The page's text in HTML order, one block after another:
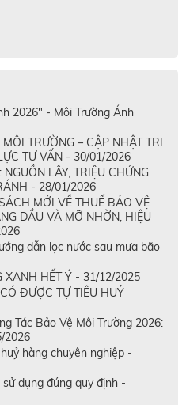
2026" - Môi Trường Ánh
TRƯỜNG – CẬP NHẬT TRI
TƯ VẤN - 30/01/2026
LÂY, TRIỆU CHỨNG
- 28/01/2026
MỚI VỀ THUẾ BẢO VỆ
DẦU VÀ MỠ NHỜN, HIỆU
dẫn lọc nước sau mưa bão
XANH HẾT Ý - 31/12/2025
ĐƯỢC TỰ TIÊU HUỶ
Tác Bảo Vệ Môi Trường 2026:
2026
hàng chuyên nghiệp -
dụng đúng quy định -